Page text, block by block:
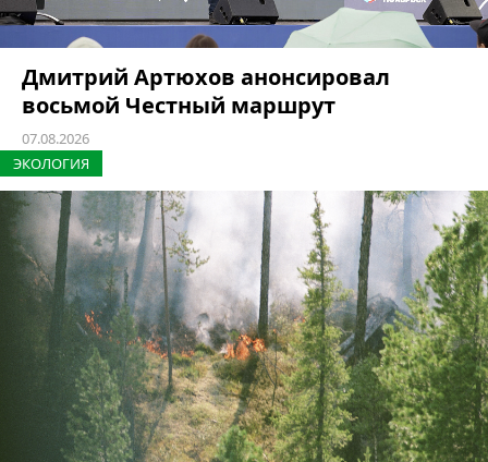
Дмитрий Артюхов анонсировал
восьмой Честный маршрут
07.08.2026
ЭКОЛОГИЯ